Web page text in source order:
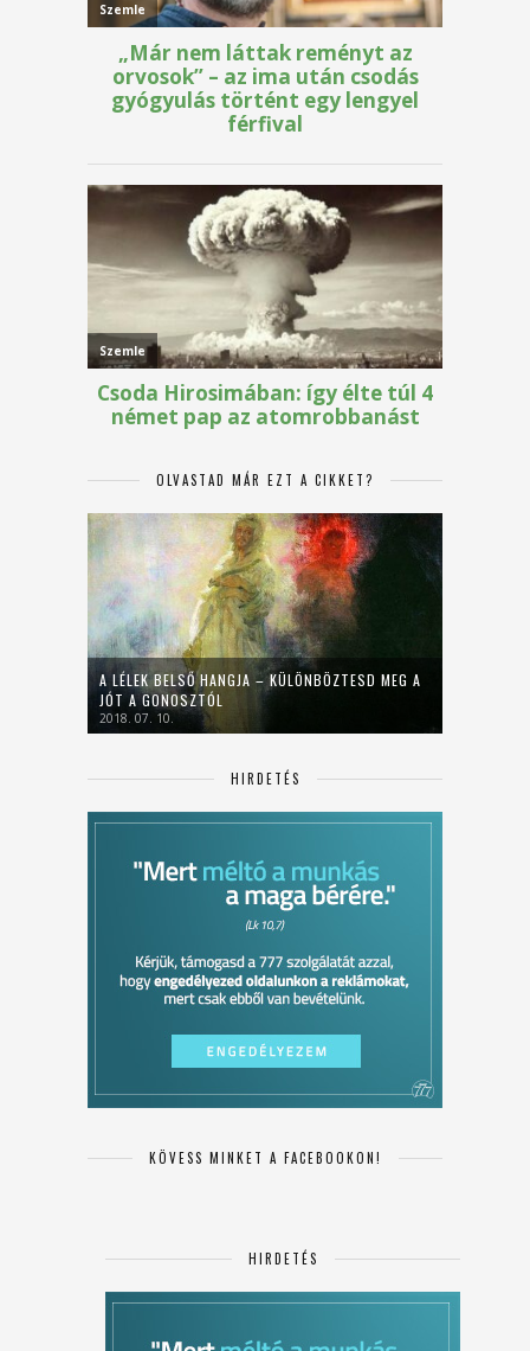
OLVASTAD MÁR EZT A CIKKET?
A LÉLEK BELSŐ HANGJA – KÜLÖNBÖZTESD MEG A
JÓT A GONOSZTÓL
2018. 07. 10.
HIRDETÉS
KÖVESS MINKET A FACEBOOKON!
HIRDETÉS